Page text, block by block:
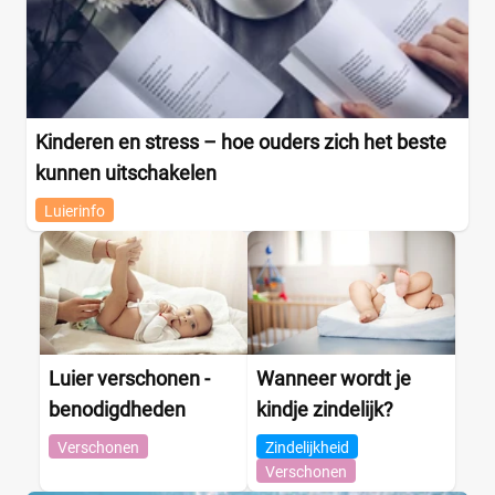
▼ +26 meer
Kenmerk
Milieuvriendelijk (0)
Ongeparfumeerd
Urine-indicator
Geslacht
Jongen (0)
Jongen en meisje
Meisje
Winkel
Kinderen en stress – hoe ouders zich het beste
kunnen uitschakelen
Luierinfo
Luier verschonen -
benodigdheden
Verschonen
Wanneer wordt je
kindje zindelijk?
Zindelijkheid
Verschonen